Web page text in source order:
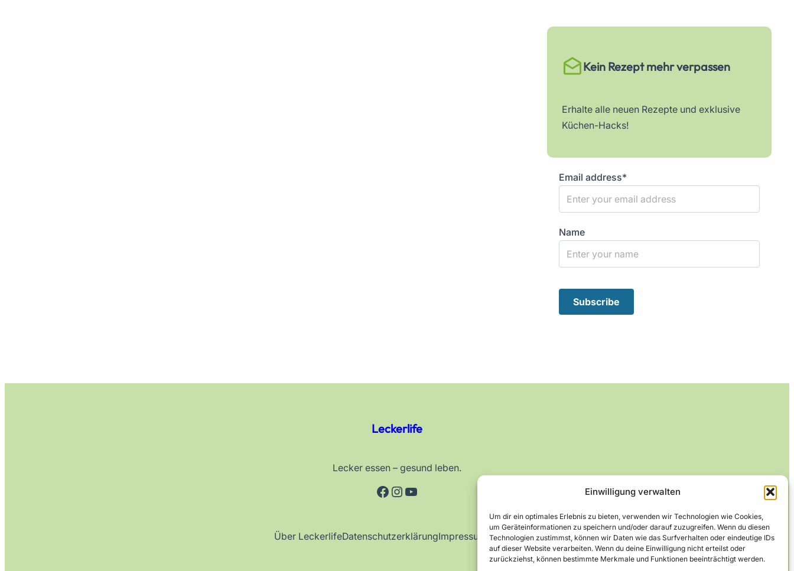
Einwilligung verwalten
Um dir ein optimales Erlebnis zu bieten, verwenden wir Technologien wie Cookies,
um Geräteinformationen zu speichern und/oder darauf zuzugreifen. Wenn du diesen
Technologien zustimmst, können wir Daten wie das Surfverhalten oder eindeutige IDs
auf dieser Website verarbeiten. Wenn du deine Einwilligung nicht erteilst oder
zurückziehst, können bestimmte Merkmale und Funktionen beeinträchtigt werden.
Kein Rezept mehr verpassen
Erhalte alle neuen Rezepte und exklusive
Küchen-Hacks!
Email address*
Name
Leckerlife
Lecker essen – gesund leben.
Facebook
Instagram
YouTube
Über LeckerlifeDatenschutzerklärungImpressum Kontakt